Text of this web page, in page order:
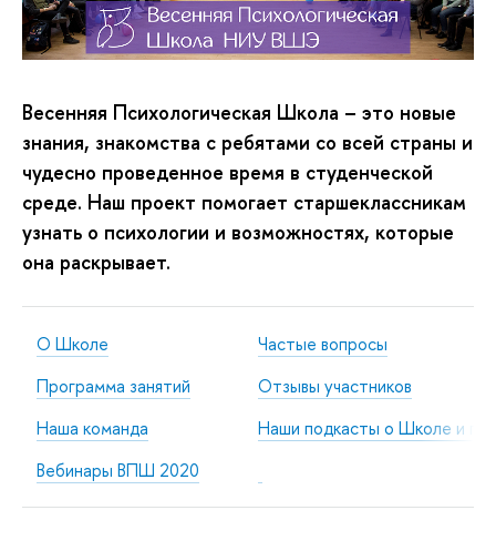
Весенняя Психологическая Школа – это новые
знания, знакомства с ребятами со всей страны и
чудесно проведенное время в студенческой
среде. Наш проект помогает старшеклассникам
узнать о психологии и возможностях, которые
она раскрывает.
О Школе
Частые вопросы
Программа занятий
Отзывы участников
Наша команда
Наши подкасты о Школе и
Вебинары ВПШ 2020